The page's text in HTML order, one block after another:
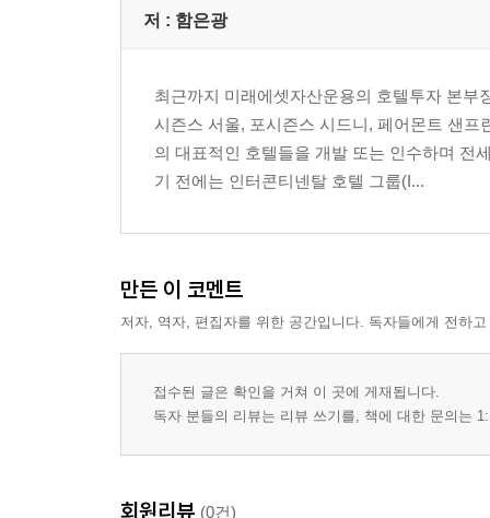
월도프 아스토리아 호텔
홀리데이인
베스트 웨스턴
세이버
산업은 자산가치의 거울이다
현명한 투자자의 선택지들
통제할 수 없다면 분산하라
Chapter 5. 호텔 투자의 쾌속 질주
매리엇 형제
저 : 함은광
최근까지 미래에셋자산운용의 호텔투자 본
시즌스 서울, 포시즌스 시드니, 페어몬트 샌프
의 대표적인 호텔들을 개발 또는 인수하며 전
기 전에는 인터콘티넨탈 호텔 그룹(I...
만든 이 코멘트
저자, 역자, 편집자를 위한 공간입니다. 독자들에게 전하
접수된 글은 확인을 거쳐 이 곳에 게재됩니다.
독자 분들의 리뷰는 리뷰 쓰기를, 책에 대한 문의는
회원리뷰 (0건)